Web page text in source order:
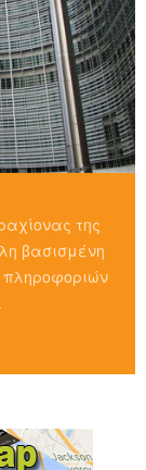
της
βασισμένη
πληροφοριών